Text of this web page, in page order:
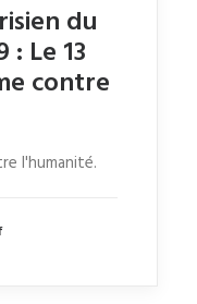
du
: Le 13
contre
l'humanité.